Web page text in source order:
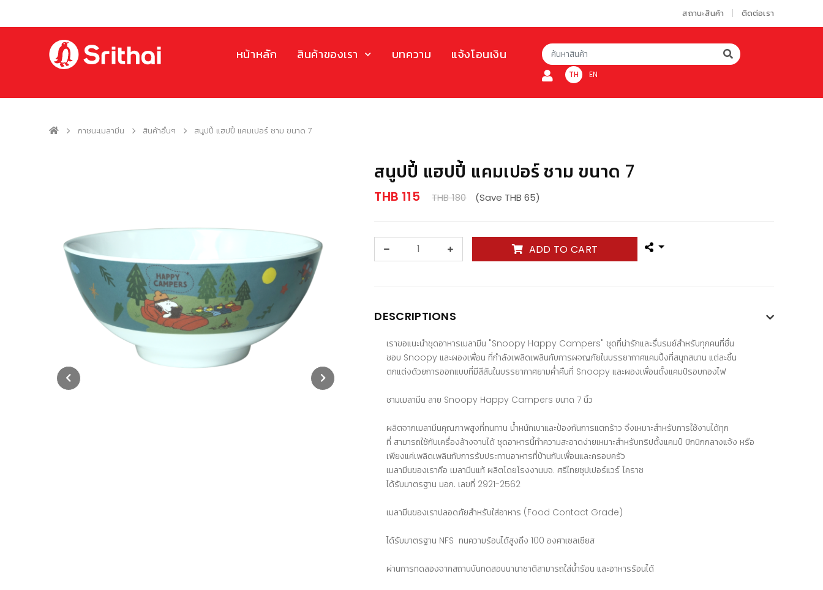
สถานะสินค้า ติดต่อเรา
หน้าหลัก สินค้าของเรา บทความ แจ้งโอนเงิน
TH EN
ภาชนะเมลามีน สินค้าอื่นๆ สนูปปี้ แฮปปี้ แคมเปอร์ ชาม ขนาด 7
สนูปปี้ แฮปปี้ แคมเปอร์ ชาม ขนาด 7
THB 115 THB 180 (Save THB 65)
ADD TO CART
DESCRIPTIONS
เราขอแนะนำชุดอาหารเมลามีน "Snoopy Happy Campers" ชุดที่น่ารักและรื่นรมย์สำหรับทุกคนที่ชื่น
ชอบ Snoopy และผองเพื่อน ที่กำลังเพลิดเพลินกับการผจญภัยในบรรยากาศแคมปิ้งที่สนุกสนาน แต่ละชิ้น
ตกแต่งด้วยการออกแบบที่มีสีสันในบรรยากาศยามค่ำคืนที่ Snoopy และผองเพื่อนตั้งแคมป์รอบกองไฟ
ชามเมลามีน ลาย Snoopy Happy Campers ขนาด 7 นิ้ว
ผลิตจากเมลามีนคุณภาพสูงที่ทนทาน น้ำหนักเบาและป้องกันการแตกร้าว จึงเหมาะสำหรับการใช้งานได้ทุก
ที่ สามารถใช้กับเครื่องล้างจานได้ ชุดอาหารนี้ทำความสะอาดง่ายเหมาะสำหรับทริปตั้งแคมป์ ปิกนิกกลางแจ้ง หรือ
เพียงแค่เพลิดเพลินกับการรับประทานอาหารที่บ้านกับเพื่อนและครอบครัว
เมลามีนของเราคือ เมลามีนแท้ ผลิตโดยโรงงานบจ. ศรีไทยซุปเปอร์แวร์ โคราช
ได้รับมาตรฐาน มอก. เลขที่ 2921-2562
เมลามีนของเราปลอดภัยสำหรับใส่อาหาร (Food Contact Grade)
ได้รับมาตรฐาน NFS ทนความร้อนได้สูงถึง 100 องศาเซลเซียส
ผ่านการทดลองจากสถานบันทดสอบนานาชาติสามารถใส่น้ำร้อน และอาหารร้อนได้